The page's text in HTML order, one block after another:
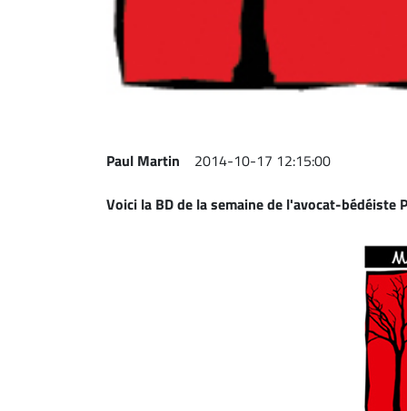
Paul Martin 2014-10-17 12:15:00
Voici la BD de la semaine de l'avocat-bédéiste